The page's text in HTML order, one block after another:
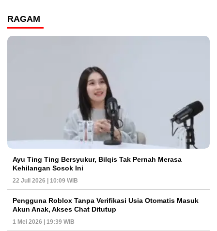
RAGAM
Ayu Ting Ting Bersyukur, Bilqis Tak Pernah Merasa
Kehilangan Sosok Ini
22 Juli 2026 | 10:09 WIB
Pengguna Roblox Tanpa Verifikasi Usia Otomatis Masuk
Akun Anak, Akses Chat Ditutup
1 Mei 2026 | 19:39 WIB